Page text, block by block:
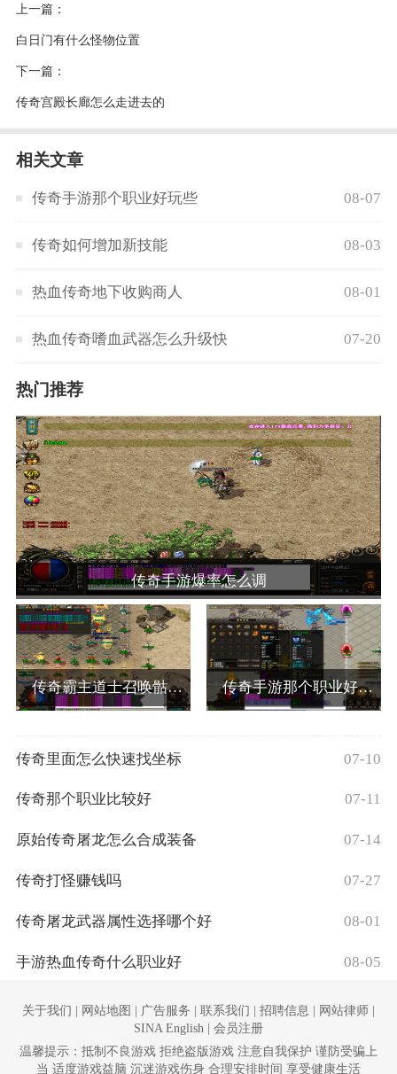
上一篇：
白日门有什么怪物位置
下一篇：
传奇宫殿长廊怎么走进去的
相关文章
传奇手游那个职业好玩些 08-07
传奇如何增加新技能 08-03
热血传奇地下收购商人 08-01
热血传奇嗜血武器怎么升级快 07-20
热门推荐
传奇手游爆率怎么调
传奇霸主道士召唤骷髅怎么获得的 传奇手游那个职业好玩些
传奇里面怎么快速找坐标 07-10
传奇那个职业比较好 07-11
原始传奇屠龙怎么合成装备 07-14
传奇打怪赚钱吗 07-27
传奇屠龙武器属性选择哪个好 08-01
手游热血传奇什么职业好 08-05
关于我们 | 网站地图 | 广告服务 | 联系我们 | 招聘信息 | 网站律师 |
SINA English | 会员注册
温馨提示：抵制不良游戏 拒绝盗版游戏 注意自我保护 谨防受骗上
当 适度游戏益脑 沉迷游戏伤身 合理安排时间 享受健康生活